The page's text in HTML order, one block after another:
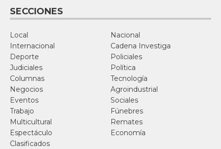
SECCIONES
Local
Nacional
Internacional
Cadena Investiga
Deporte
Policiales
Judiciales
Política
Columnas
Tecnología
Negocios
Agroindustrial
Eventos
Sociales
Trabajo
Fúnebres
Multicultural
Remates
Espectáculo
Economía
Clasificados